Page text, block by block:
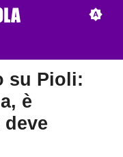
su Pioli:
è